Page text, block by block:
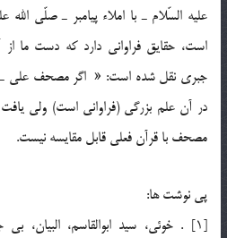
عليه السّلام ـ با املاء پيامبر ـ صلّي
است، حقايق فراواني دارد كه دست ما از
جبري نقل شده است: « اگر مصحف علي ـ
مصحف با قرآن فعلي قابل مقايسه نيست.
پي نوشت ها:
[1] . خوئي، سيد ابوالقاسم، البيان،